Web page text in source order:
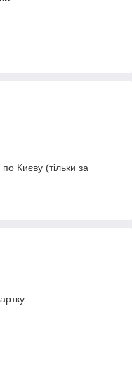
Києву (тільки за